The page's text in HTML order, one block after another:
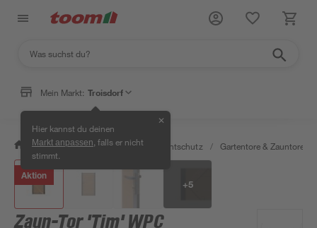
Mein Markt: Troisdorf
Hier kannst du deinen
Markt anpassen , falls er nicht
stimmt.
✕
/ Garten & Freizeit / Zäune & Sichtschutz / Gartentore & Zauntore
Aktion
+5
Zaun-Tor 'Tim' WPC